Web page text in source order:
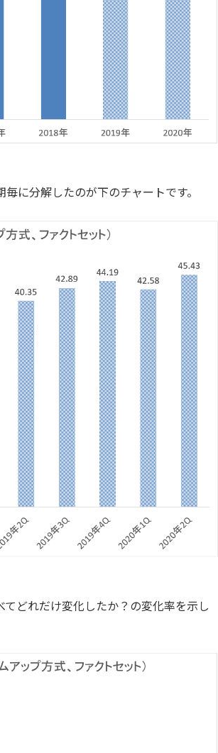
に分解したのが下のチャートです。
どれだけ変化したか？の変化率を示し